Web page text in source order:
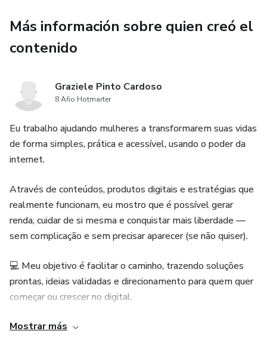
Más información sobre quien creó el
contenido
Graziele Pinto Cardoso
8 Año Hotmarter
Eu trabalho ajudando mulheres a transformarem suas vidas
de forma simples, prática e acessível, usando o poder da
internet.
Através de conteúdos, produtos digitais e estratégias que
realmente funcionam, eu mostro que é possível gerar
renda, cuidar de si mesma e conquistar mais liberdade —
sem complicação e sem precisar aparecer (se não quiser).
💻 Meu objetivo é facilitar o caminho, trazendo soluções
prontas, ideias validadas e direcionamento para quem quer
começar ou crescer no digital.
🔥 Aqui você encontra:
Mostrar más